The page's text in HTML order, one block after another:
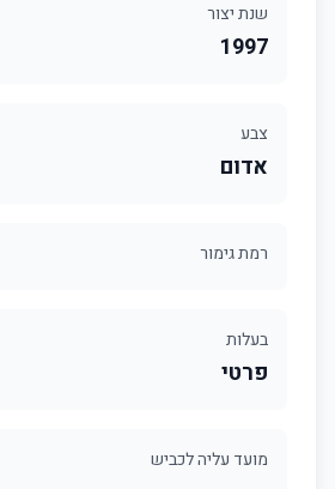
שנת יצור
1997
צבע
אדום
רמת גימור
בעלות
פרטי
מועד עליה לכביש